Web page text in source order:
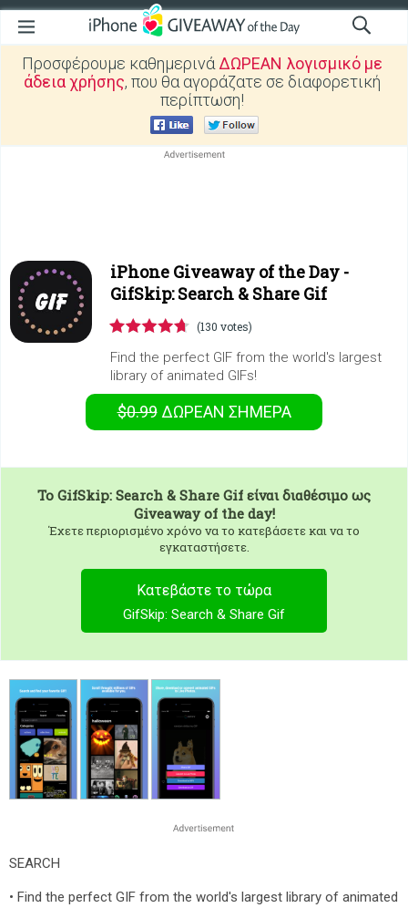
Προσφέρουμε καθημερινά ΔΩΡΕΑΝ λογισμικό με
άδεια χρήσης, που θα αγοράζατε σε διαφορετική
περίπτωση!
iPhone Giveaway of the Day -
GifSkip: Search & Share Gif
(130 votes)
Find the perfect GIF from the world's largest
library of animated GIFs!
$0.99 ΔΩΡΕΑΝ ΣΉΜΕΡΑ
To GifSkip: Search & Share Gif είναι διαθέσιμο ως
Giveaway of the day!
Έχετε περιορισμένο χρόνο να το κατεβάσετε και να το
εγκαταστήσετε.
Κατεβάστε το τώρα
GifSkip: Search & Share Gif
SEARCH
• Find the perfect GIF from the world's largest library of animated